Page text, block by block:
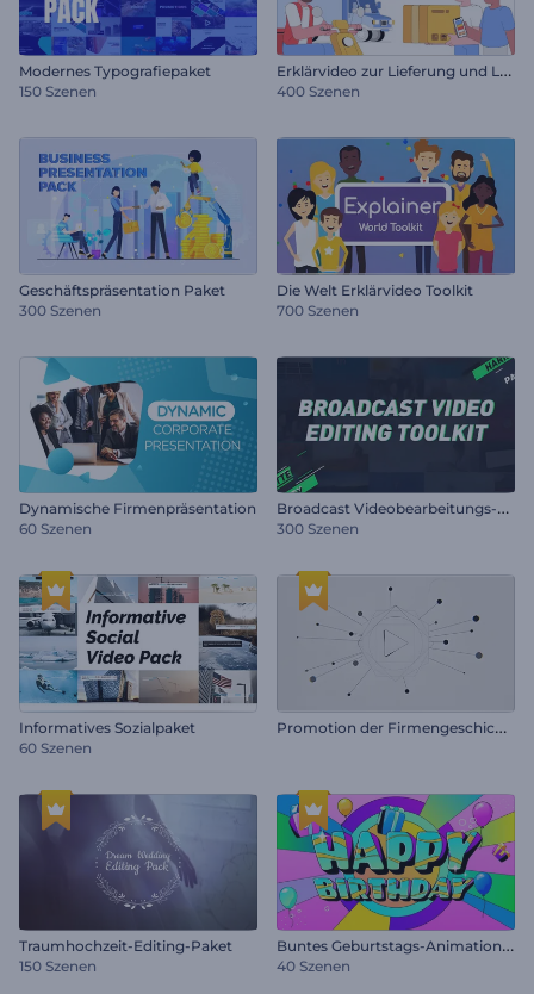
Modernes Typografiepaket
150 Szenen
E
rklärvideo zur Lieferung und Logistik
400 Szenen
Geschäftspräsentation Paket
300 Szenen
Die Welt Erklärvideo Toolkit
700 Szenen
Dynamische Firmenpräsentation
60 Szenen
B
roadcast Videobearbeitungs-Toolkit
300 Szenen
Informatives Sozialpaket
60 Szenen
P
romotion der Firmengeschichte
Traumhochzeit-Editing-Paket
150 Szenen
B
untes Geburtstags-Animationspaket
40 Szenen